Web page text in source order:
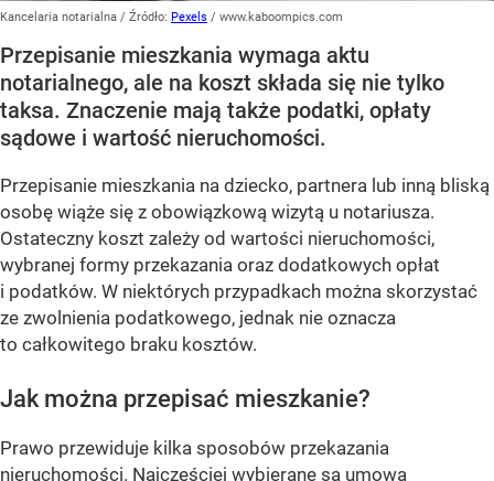
Kancelaria notarialna / Źródło: Pexels / www.kaboompics.com
Przepisanie mieszkania wymaga aktu
notarialnego, ale na koszt składa się nie tylko
taksa. Znaczenie mają także podatki, opłaty
sądowe i wartość nieruchomości.
Przepisanie mieszkania na dziecko, partnera lub inną bliską
osobę wiąże się z obowiązkową wizytą u notariusza.
Ostateczny koszt zależy od wartości nieruchomości,
wybranej formy przekazania oraz dodatkowych opłat
i podatków. W niektórych przypadkach można skorzystać
ze zwolnienia podatkowego, jednak nie oznacza
to całkowitego braku kosztów.
Jak można przepisać mieszkanie?
Prawo przewiduje kilka sposobów przekazania
nieruchomości. Najczęściej wybierane są umowa